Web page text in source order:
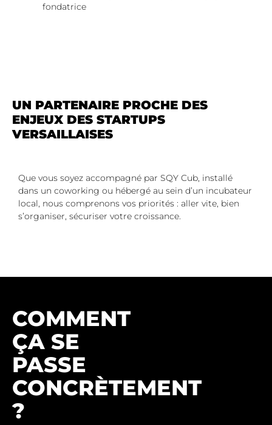
fondatrice
UN PARTENAIRE PROCHE DES
ENJEUX DES STARTUPS
VERSAILLAISES
Que vous soyez accompagné par SQY Cub, installé
dans un coworking ou hébergé au sein d’un incubateur
local, nous comprenons vos priorités : aller vite, bien
s’organiser, sécuriser votre croissance.
COMMENT
ÇA SE
PASSE
CONCRÈTEMENT
?